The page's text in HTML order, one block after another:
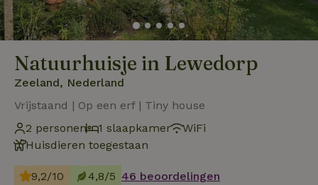
Natuurhuisje in Lewedorp
Zeeland, Nederland
Vrijstaand | Op een erf | Tiny house
2 personen
1 slaapkamer
WiFi
Huisdieren toegestaan
9,2/10 4,8/5 46 beoordelingen